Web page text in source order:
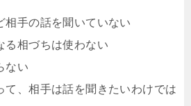
相手の話を聞いていない
る相づちは使わない
ない
て、相手は話を聞きたいわけでは